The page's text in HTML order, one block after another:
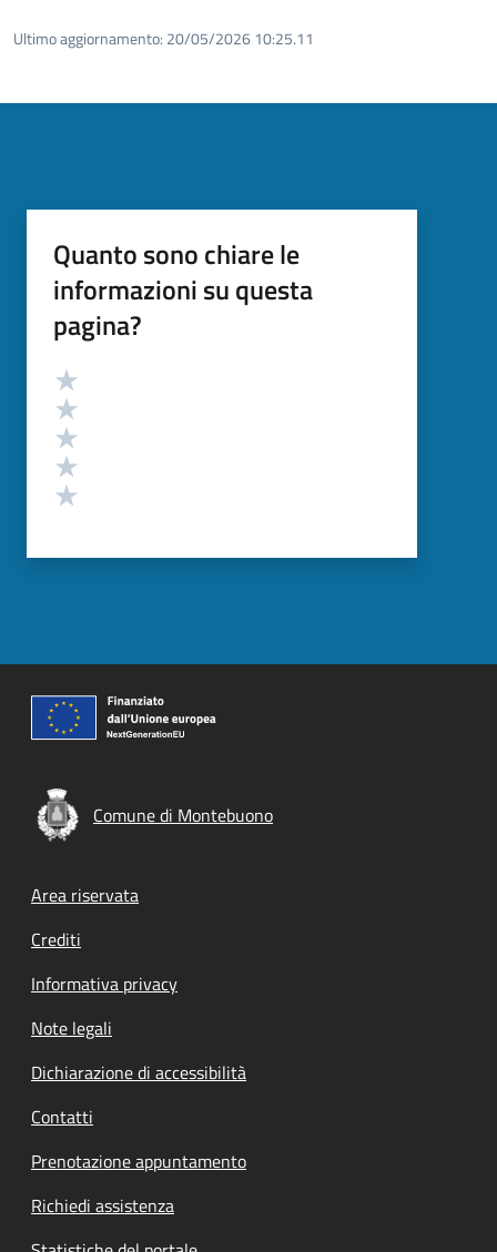
Ultimo aggiornamento: 20/05/2026 10:25.11
Quanto sono chiare le
informazioni su questa
pagina?
Valutazione
Comune di Montebuono
Footer menu
Area riservata
Crediti
Informativa privacy
Note legali
Dichiarazione di accessibilità
Contatti
Prenotazione appuntamento
Richiedi assistenza